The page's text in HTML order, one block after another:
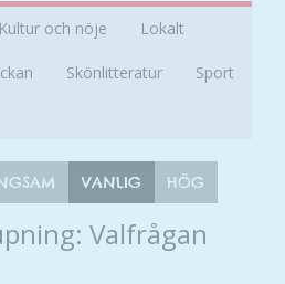
Kultur och nöje Lokalt
Skönlitteratur Sport
VANLIG HÖG
Valfrågan